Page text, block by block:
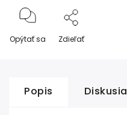
Opýtať sa Zdieľať
Popis Diskusia